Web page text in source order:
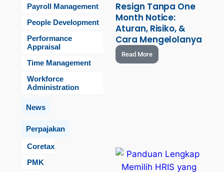
Payroll Management
People Development
Performance
Appraisal
Time Management
Workforce
Administration
News
Perpajakan
Coretax
PMK
Resign Tanpa One
Month Notice:
Aturan, Risiko, &
Cara Mengelolanya
Read More